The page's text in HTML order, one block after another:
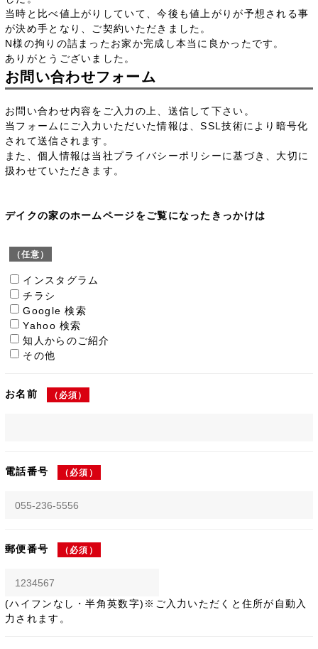
当時と比べ値上がりしていて、今後も値上がりが予想される事
が決め手となり、ご契約いただきました。
N様の拘りの詰まったお家か完成し本当に良かったです。
ありがとうございました。
お問い合わせフォーム
お問い合わせ内容をご入力の上、送信して下さい。
当フォームにご入力いただいた情報は、SSL技術により暗号化
されて送信されます。
また、個人情報は当社プライバシーポリシーに基づき、大切に
扱わせていただきます。
デイクの家のホームページをご覧になったきっかけは
（任意）
インスタグラム
チラシ
Google 検索
Yahoo 検索
知人からのご紹介
その他
お名前 （必須）
電話番号 （必須）
郵便番号 （必須）
(ハイフンなし・半角英数字)※ご入力いただくと住所が自動入
力されます。